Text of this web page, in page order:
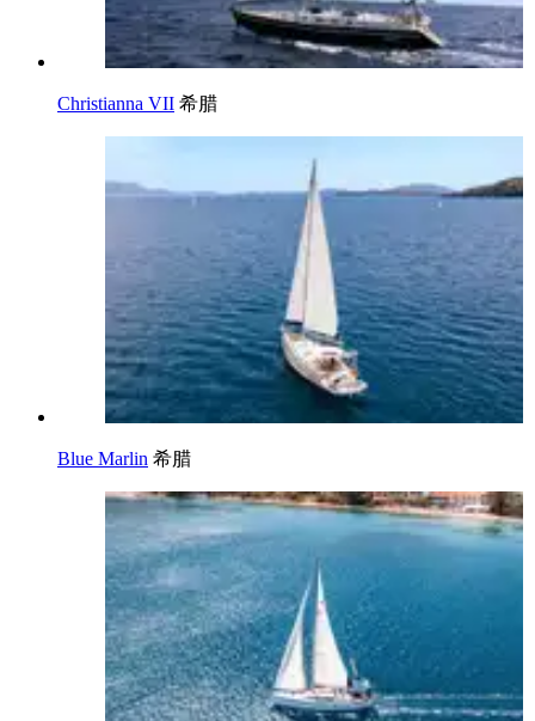
Christianna VII 希腊
Blue Marlin 希腊